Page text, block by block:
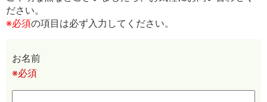
ださい。
※必須の項目は必ず入力してください。
お名前
※必須